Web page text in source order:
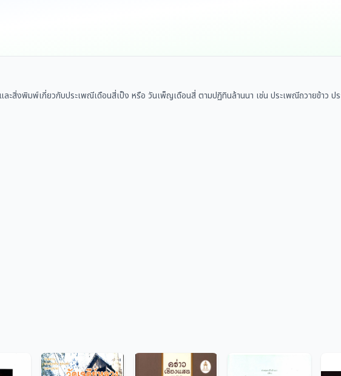
ะสิ่งพิมพ์เกี่ยวกับประเพณีเดือนสี่เป็ง หรือ วันเพ็ญเดือนสี่ ตามปฏิทินล้านนา เช่น ประเพณีถวายข้าว ป